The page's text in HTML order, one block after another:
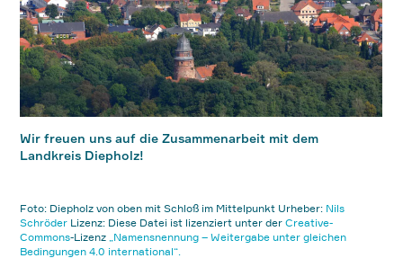
Wir freuen uns auf die Zusammenarbeit mit dem
Landkreis Diepholz!
Foto: Diepholz von oben mit Schloß im Mittelpunkt Urheber: Nils
Schröder Lizenz: Diese Datei ist lizenziert unter derCreative-
Commons-Lizenz „Namensnennung – Weitergabe unter gleichen
Bedingungen 4.0 international“.